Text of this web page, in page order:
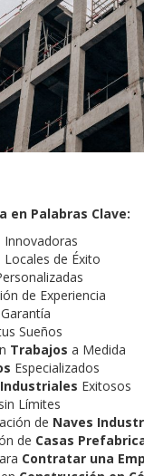
en Palabras Clave:
Innovadoras
Locales de Éxito
de Experiencia
Sueños
Trabajos a Medida
Especializados
Industriales Exitosos
sin Límites
de Naves
de Casas
Contratar una